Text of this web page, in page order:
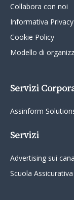
Collabora con noi
Informativa Privacy
Cookie Policy
Modello di
Servizi
Assinform
Servizi
Advertising sui
Scuola